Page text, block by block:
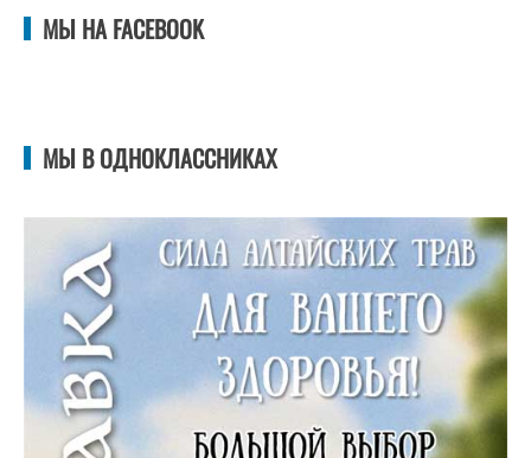
МЫ НА FACEBOOK
МЫ В ОДНОКЛАССНИКАХ